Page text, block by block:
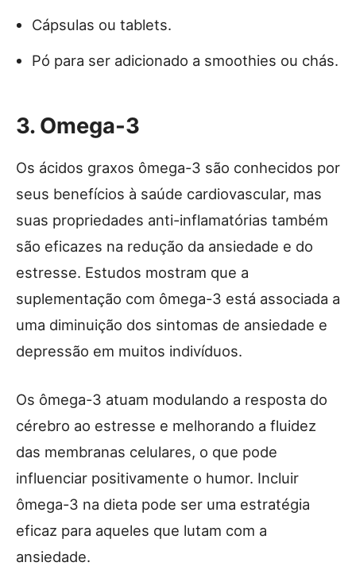
Cápsulas ou tablets.
Pó para ser adicionado a smoothies ou chás.
3. Omega-3
Os ácidos graxos ômega-3 são conhecidos por
seus benefícios à saúde cardiovascular, mas
suas propriedades anti-inflamatórias também
são eficazes na redução da ansiedade e do
estresse. Estudos mostram que a
suplementação com ômega-3 está associada a
uma diminuição dos sintomas de ansiedade e
depressão em muitos indivíduos.
Os ômega-3 atuam modulando a resposta do
cérebro ao estresse e melhorando a fluidez
das membranas celulares, o que pode
influenciar positivamente o humor. Incluir
ômega-3 na dieta pode ser uma estratégia
eficaz para aqueles que lutam com a
ansiedade.